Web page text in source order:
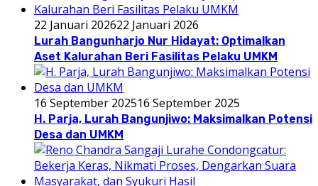
22 Januari 202622 Januari 2026
Lurah Bangunharjo Nur Hidayat: Optimalkan
Aset Kalurahan Beri Fasilitas Pelaku UMKM
16 September 202516 September 2025
H. Parja, Lurah Bangunjiwo: Maksimalkan Potensi
Desa dan UMKM